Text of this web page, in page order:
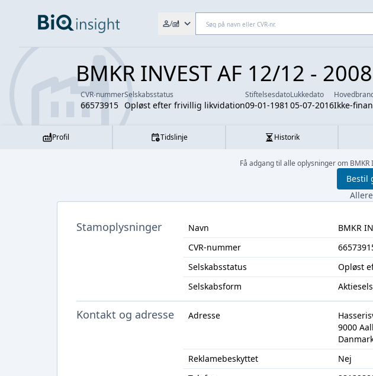
/
BMKR INVEST AF 12/12 -
CVR-nummer
66573915
Selskabsstatus
Opløst efter frivillig likvidation
Stiftelsesdato
09-01-1981
Lukkedato
05-07-2016Ikke-
Profil Tidslinje Historik
Få adgang til alle oplysninger om
Bestil
Stamoplysninger Navn
BMKR
CVR-nummer
Selskabsstatus
Opløst
Selskabsform
Kontakt og adresse Adresse
9000
Reklamebeskyttet
Nej